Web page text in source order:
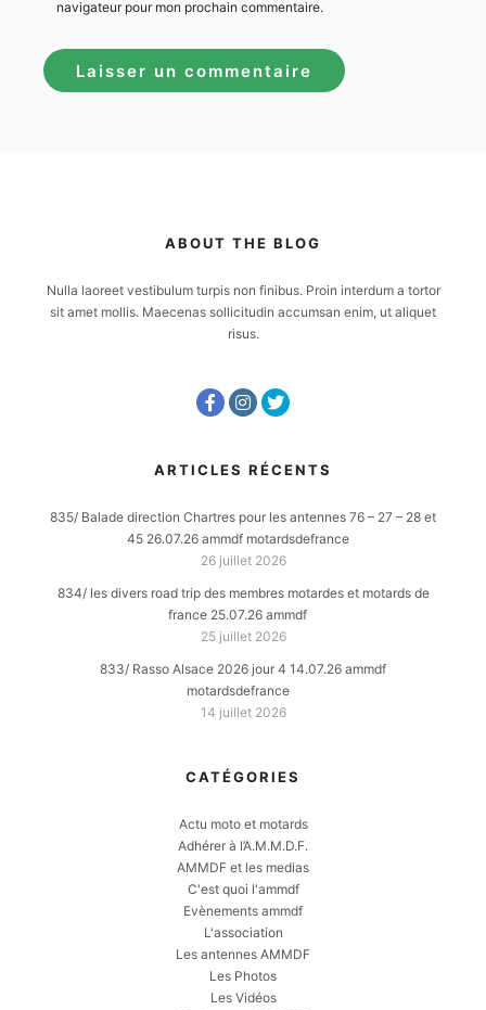
navigateur pour mon prochain commentaire.
ABOUT THE BLOG
Nulla laoreet vestibulum turpis non finibus. Proin interdum a tortor
sit amet mollis. Maecenas sollicitudin accumsan enim, ut aliquet
risus.
ARTICLES RÉCENTS
835/ Balade direction Chartres pour les antennes 76 – 27 – 28 et
45 26.07.26 ammdf motardsdefrance
26 juillet 2026
834/ les divers road trip des membres motardes et motards de
france 25.07.26 ammdf
25 juillet 2026
833/ Rasso Alsace 2026 jour 4 14.07.26 ammdf
motardsdefrance
14 juillet 2026
CATÉGORIES
Actu moto et motards
Adhérer à l’A.M.M.D.F.
AMMDF et les medias
C'est quoi l'ammdf
Evènements ammdf
L'association
Les antennes AMMDF
Les Photos
Les Vidéos